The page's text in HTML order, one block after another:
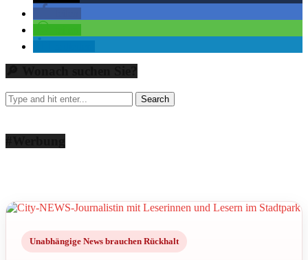
Unabhängige News brauchen Rückhalt